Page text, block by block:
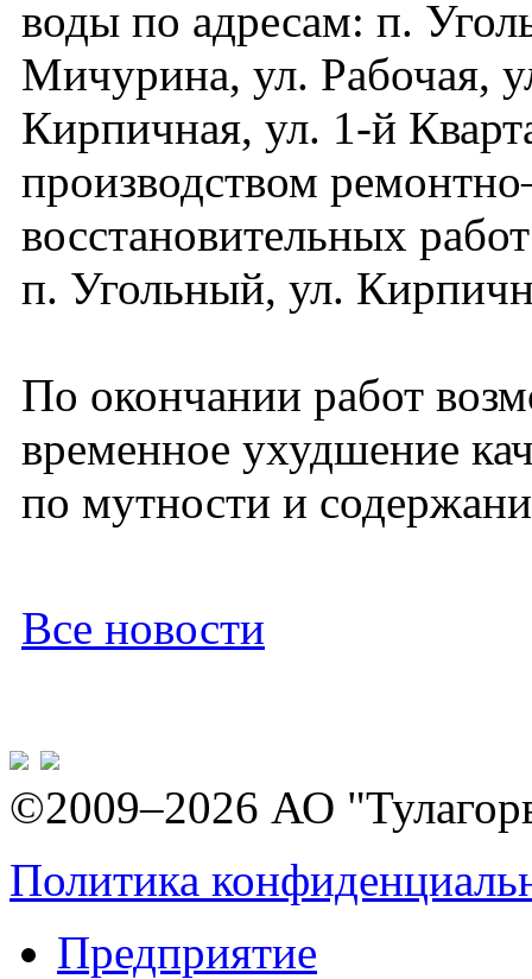
воды по адресам: п.
Мичурина, ул. Рабочая,
Кирпичная, ул. 1-й
производством
восстановительных
п. Угольный, ул.
По окончании работ
временное ухудшение
по мутности и
Все новости
©2009–2026 АО
Политика
Предприятие